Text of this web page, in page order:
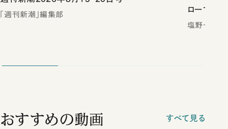
「週刊新潮」編集部
ローマは
塩野七生／
おすすめの動画 すべて見る